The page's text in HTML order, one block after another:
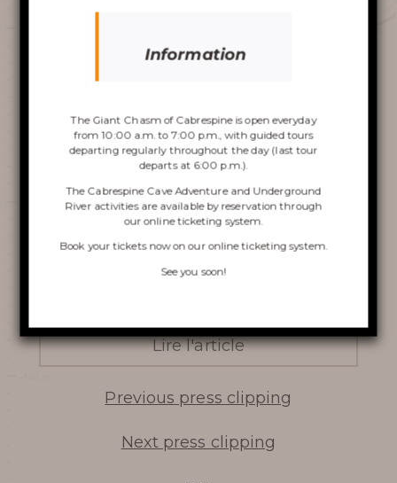
Discover the
Chasm
VISIT OF THE CHASM
CABRESPINE’S ACCRO
Learn more
Lire l'article
Previous press clipping
Next press clipping
Information
The Giant Chasm of Cabrespine is open everyday
from 10:00 a.m. to 7:00 p.m., with guided tours
departing regularly throughout the day (last tour
departs at 6:00 p.m.).
The Cabrespine Cave Adventure and Underground
River activities are available by reservation through
our online ticketing system.
Book your tickets now onour online ticketing system.
See you soon!